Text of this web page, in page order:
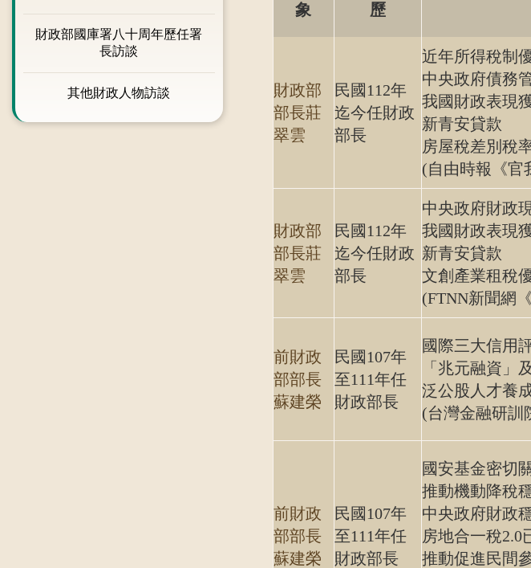
財政部國庫署八十周年歷任署
長訪談
其他財政人物訪談
象
歷
財政部
部長莊
翠雲
民國112年
迄今任財政
部長
近年所得稅制
中央政府債務
我國財政表現
新青安貸款
房屋稅差別稅
(自由時報《官
財政部
部長莊
翠雲
民國112年
迄今任財政
部長
中央政府財政
我國財政表現
新青安貸款
文創產業租稅
(FTNN新聞網
前財政
部部長
蘇建榮
民國107年
至111年任
財政部長
國際三大信用
「兆元融資」
泛公股人才養
(台灣金融研訓
前財政
部部長
蘇建榮
民國107年
至111年任
財政部長
國安基金密切
推動機動降稅
中央政府財政
房地合一稅2.0
推動促進民間